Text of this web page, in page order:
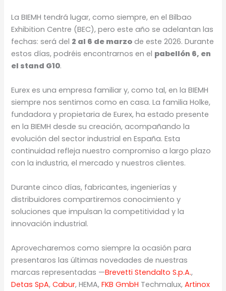
La BIEMH tendrá lugar, como siempre, en el Bilbao
Exhibition Centre (BEC), pero este año se adelantan las
fechas: será del 2 al 6 de marzo de este 2026. Durante
estos días, podréis encontrarnos en el pabellón 6, en
el stand G10.
Eurex es una empresa familiar y, como tal, en la BIEMH
siempre nos sentimos como en casa. La familia Holke,
fundadora y propietaria de Eurex, ha estado presente
en la BIEMH desde su creación, acompañando la
evolución del sector industrial en España. Esta
continuidad refleja nuestro compromiso a largo plazo
con la industria, el mercado y nuestros clientes.
Durante cinco días, fabricantes, ingenierías y
distribuidores compartiremos conocimiento y
soluciones que impulsan la competitividad y la
innovación industrial.
Aprovecharemos como siempre la ocasión para
presentaros las últimas novedades de nuestras
marcas representadas —Brevetti Stendalto S.p.A.,
Detas SpA,Cabur, HEMA,FKB GmbH Techmalux,Artinox